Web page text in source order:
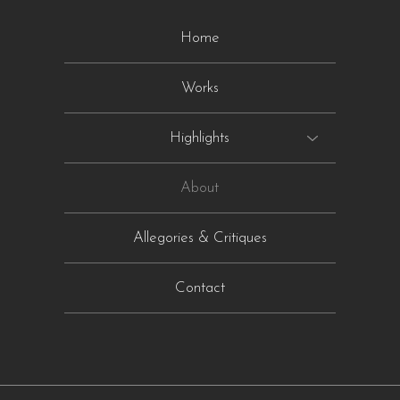
Home
Works
Highlights
About
Allegories & Critiques
Contact